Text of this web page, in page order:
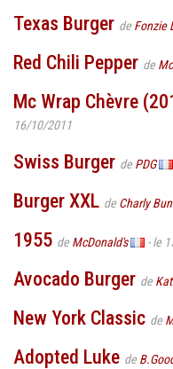
Texas Burger de Fonzie
Red Chili Pepper de
Mc Wrap Chèvre
16/10/2011
Swiss Burger de PDG
Burger XXL de Charly
1955 de McDonald's - le
Avocado Burger de
New York Classic de
Adopted Luke de